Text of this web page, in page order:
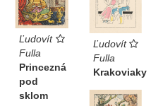
Ľudovít
Fulla
Krakoviaky
Ľudovít
Fulla
Princezná
pod
sklom